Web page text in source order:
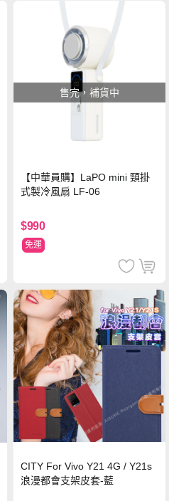
售完，補貨中
【中華員購】LaPO mini 頸掛
式製冷風扇 LF-06
$990
免運
CITY For Vivo Y21 4G / Y21s
浪漫都會支架皮套-藍